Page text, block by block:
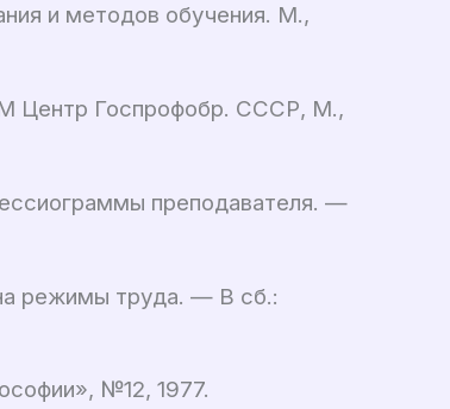
и методов обучения. М.,
Центр Госпрофобр. СССР, М.,
преподавателя. —
режимы труда. — В сб.:
№12, 1977.